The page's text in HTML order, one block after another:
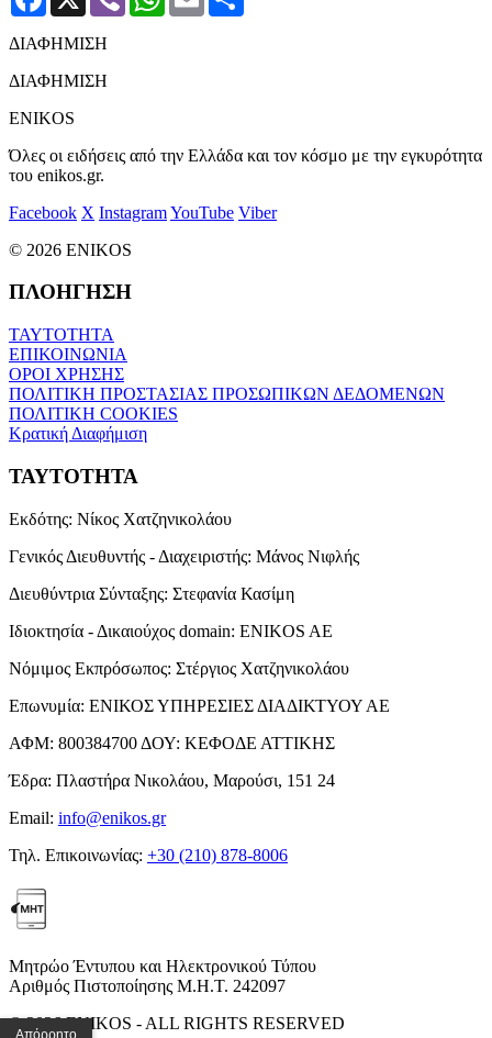
ΔΙΑΦΗΜΙΣΗ
ΔΙΑΦΗΜΙΣΗ
ENIKOS
Όλες οι ειδήσεις από την Ελλάδα και τον κόσμο με την εγκυρότητα
του enikos.gr.
Facebook X InstagramYouTube Viber
© 2026 ENIKOS
ΠΛΟΗΓΗΣΗ
ΤΑΥΤΟΤΗΤΑ
ΕΠΙΚΟΙΝΩΝΙΑ
ΟΡΟΙ ΧΡΗΣΗΣ
ΠΟΛΙΤΙΚΗ ΠΡΟΣΤΑΣΙΑΣ ΠΡΟΣΩΠΙΚΩΝ ΔΕΔΟΜΕΝΩΝ
ΠΟΛΙΤΙΚΗ COOKIES
Κρατική Διαφήμιση
ΤΑΥΤΟΤΗΤΑ
Εκδότης: Νίκος Χατζηνικολάου
Γενικός Διευθυντής - Διαχειριστής: Μάνος Νιφλής
Διευθύντρια Σύνταξης: Στεφανία Κασίμη
Ιδιοκτησία - Δικαιούχος domain: ENIKOS AE
Νόμιμος Εκπρόσωπος: Στέργιος Χατζηνικολάου
Επωνυμία: ΕΝΙΚΟΣ ΥΠΗΡΕΣΙΕΣ ΔΙΑΔΙΚΤΥΟΥ ΑΕ
ΑΦΜ: 800384700 ΔΟΥ: ΚΕΦΟΔΕ ΑΤΤΙΚΗΣ
Έδρα: Πλαστήρα Νικολάου, Μαρούσι, 151 24
Email: info@enikos.gr
Τηλ. Επικοινωνίας: +30 (210) 878-8006
Μητρώο Έντυπου και Ηλεκτρονικού Τύπου
Αριθμός Πιστοποίησης Μ.Η.Τ. 242097
© 2026 ENIKOS - ALL RIGHTS RESERVED
Απόρρητο